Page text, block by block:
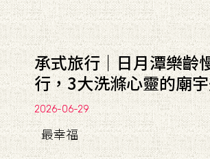
承式旅行｜日月潭樂齡
行，3大洗滌心靈的廟
2026-06-29
最幸福